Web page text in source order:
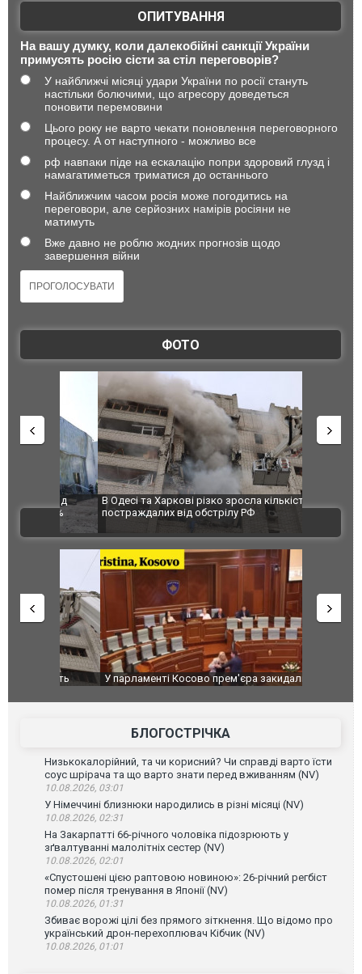
ОПИТУВАННЯ
На вашу думку, коли далекобійні санкції України
примусять росію сісти за стіл переговорів?
У найближчі місяці удари України по росії стануть
настільки болючими, що агресору доведеться
поновити перемовини
Цього року не варто чекати поновлення переговорного
процесу. А от наступного - можливо все
рф навпаки піде на ескалацію попри здоровий глузд і
намагатиметься триматися до останнього
Найближчим часом росія може погодитись на
переговори, але серйозних намірів росіяни не
матимуть
Вже давно не роблю жодних прогнозів щодо
завершення війни
ФОТО
В Одесі та Харкові різко зросла кількість
постраждалих від обстрілу РФ
Ворог
двоє
після
ВІДЕО
У парламенті Косово прем'єра закидали яйцями
Приїхав
до
зіркового
БЛОГОСТРІЧКА
Низькокалорійний, та чи корисний? Чи справді варто їсти
соус шрірача та що варто знати перед вживанням (NV)
10.08.2026, 03:01
У Німеччині близнюки народились в різні місяці (NV)
10.08.2026, 02:31
На Закарпатті 66-річного чоловіка підозрюють у
зґвалтуванні малолітніх сестер (NV)
10.08.2026, 02:01
«Спустошені цією раптовою новиною»: 26-річний регбіст
помер після тренування в Японії (NV)
10.08.2026, 01:31
Збиває ворожі цілі без прямого зіткнення. Що відомо про
український дрон-перехоплювач Кібчик (NV)
10.08.2026, 01:01